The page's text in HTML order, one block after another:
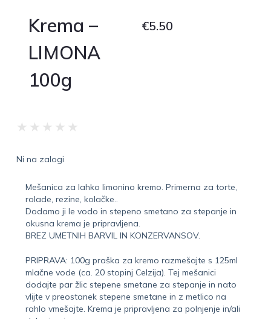
Krema –
LIMONA
100g
€5.50
★ ★ ★ ★ ★
Ni na zalogi
Mešanica za lahko limonino kremo. Primerna za torte,
rolade, rezine, kolačke..
Dodamo ji le vodo in stepeno smetano za stepanje in
okusna krema je pripravljena.
BREZ UMETNIH BARVIL IN KONZERVANSOV.
PRIPRAVA: 100g praška za kremo razmešajte s 125ml
mlačne vode (ca. 20 stopinj Celzija). Tej mešanici
dodajte par žlic stepene smetane za stepanje in nato
vlijte v preostanek stepene smetane in z metlico na
rahlo vmešajte. Krema je pripravljena za polnjenje in/ali